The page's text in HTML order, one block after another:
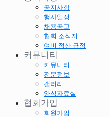
공지사항
행사일정
채용공고
협회 소식지
여비 정산 규정
커뮤니티
커뮤니티
전문정보
갤러리
양식자료실
협회가입
회원가입